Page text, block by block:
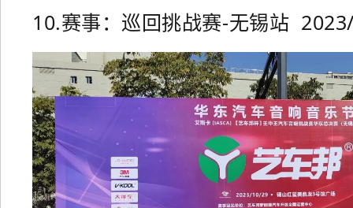
10.赛事：巡回挑战赛-无锡站